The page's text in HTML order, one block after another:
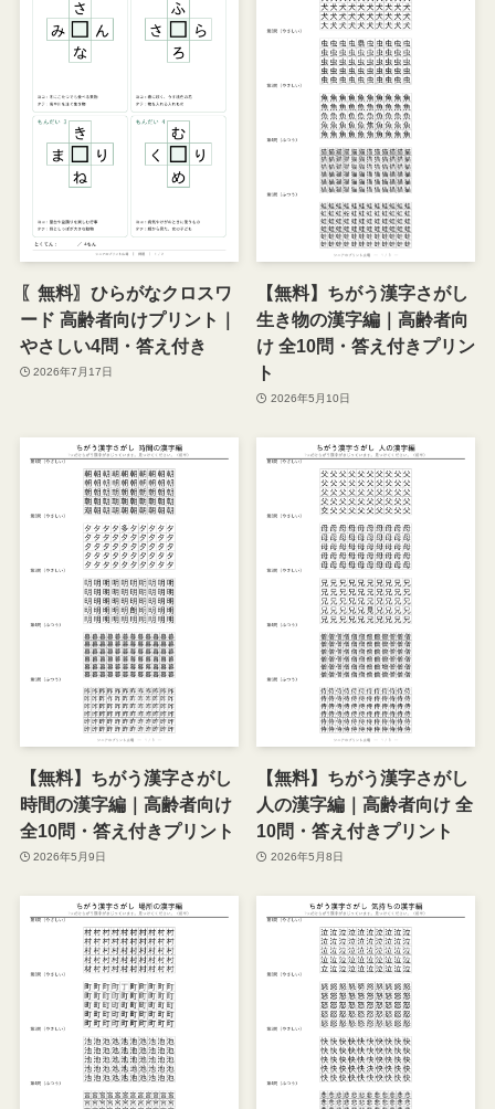
〖無料〗ひらがなクロスワ
ード 高齢者向けプリント｜
やさしい4問・答え付き
2026年7月17日
【無料】ちがう漢字さがし
生き物の漢字編｜高齢者向
け 全10問・答え付きプリン
ト
2026年5月10日
【無料】ちがう漢字さがし
時間の漢字編｜高齢者向け
全10問・答え付きプリント
2026年5月9日
【無料】ちがう漢字さがし
人の漢字編｜高齢者向け 全
10問・答え付きプリント
2026年5月8日